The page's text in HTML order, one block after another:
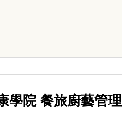
學院 餐旅廚藝管